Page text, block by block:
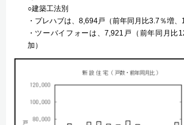
○建築工法別
・プレハブは、8,694戸（前年同月比3.7％増、
・ツーバイフォーは、7,921戸（前年同月比
加）